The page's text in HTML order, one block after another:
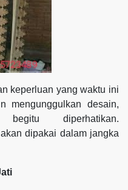
keperluan yang waktu ini
mengunggulkan desain,
diperhatikan.
dipakai dalam jangka